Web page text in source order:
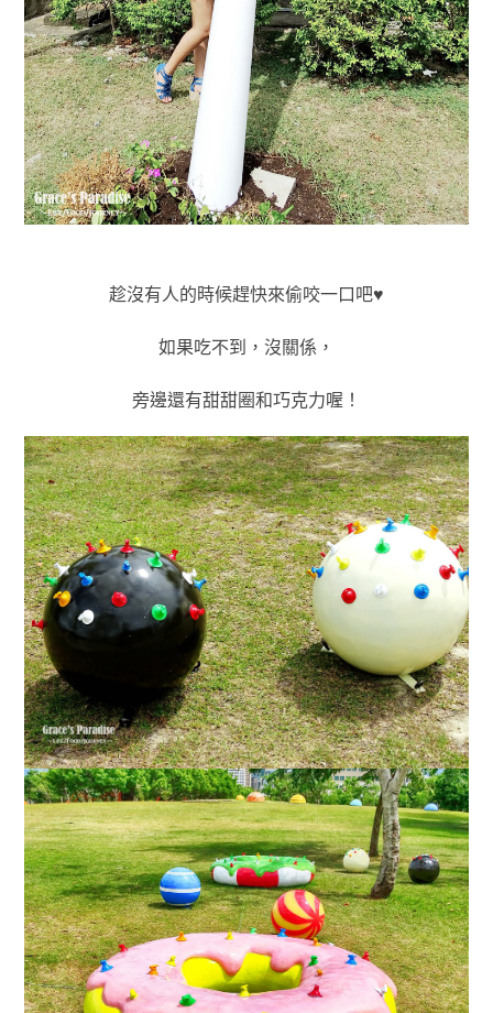
趁沒有人的時候趕快來偷咬一口吧♥
如果吃不到，沒關係，
旁邊還有甜甜圈和巧克力喔！